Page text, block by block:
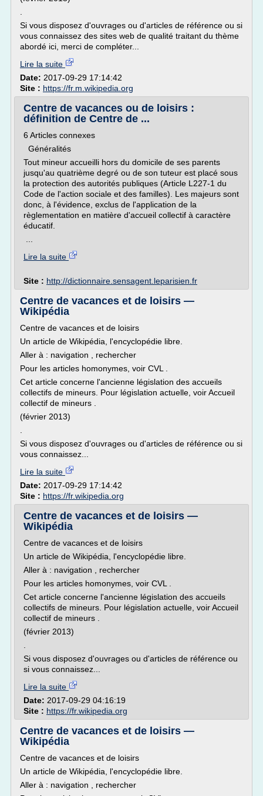
Si vous disposez d'ouvrages ou d'articles de référence ou si
vous connaissez des sites web de qualité traitant du thème
abordé ici, merci de compléter...
Lire la suite
Date: 2017-09-29 17:14:42
Site : https://fr.m.wikipedia.org
Centre de vacances ou de loisirs :
définition de Centre de ...
6 Articles connexes
Généralités
Tout mineur accueilli hors du domicile de ses parents
jusqu'au quatrième degré ou de son tuteur est placé sous
la protection des autorités publiques (Article L227-1 du
Code de l'action sociale et des familles). Les majeurs sont
donc, à l'évidence, exclus de l'application de la
règlementation en matière d'accueil collectif à caractère
éducatif.
Lire la suite
Site : http://dictionnaire.sensagent.leparisien.fr
Centre de vacances et de loisirs —
Wikipédia
Centre de vacances et de loisirs
Un article de Wikipédia, l'encyclopédie libre.
Aller à : navigation , rechercher
Pour les articles homonymes, voir CVL .
Cet article concerne l'ancienne législation des accueils
collectifs de mineurs. Pour législation actuelle, voir Accueil
collectif de mineurs .
(février 2013)
Si vous disposez d'ouvrages ou d'articles de référence ou si
vous connaissez...
Lire la suite
Date: 2017-09-29 17:14:42
Site : https://fr.wikipedia.org
Centre de vacances et de loisirs —
Wikipédia
Centre de vacances et de loisirs
Un article de Wikipédia, l'encyclopédie libre.
Aller à : navigation , rechercher
Pour les articles homonymes, voir CVL .
Cet article concerne l'ancienne législation des accueils
collectifs de mineurs. Pour législation actuelle, voir Accueil
collectif de mineurs .
(février 2013)
Si vous disposez d'ouvrages ou d'articles de référence ou
si vous connaissez...
Lire la suite
Date: 2017-09-29 04:16:19
Site : https://fr.wikipedia.org
Centre de vacances et de loisirs —
Wikipédia
Centre de vacances et de loisirs
Un article de Wikipédia, l'encyclopédie libre.
Aller à : navigation , rechercher